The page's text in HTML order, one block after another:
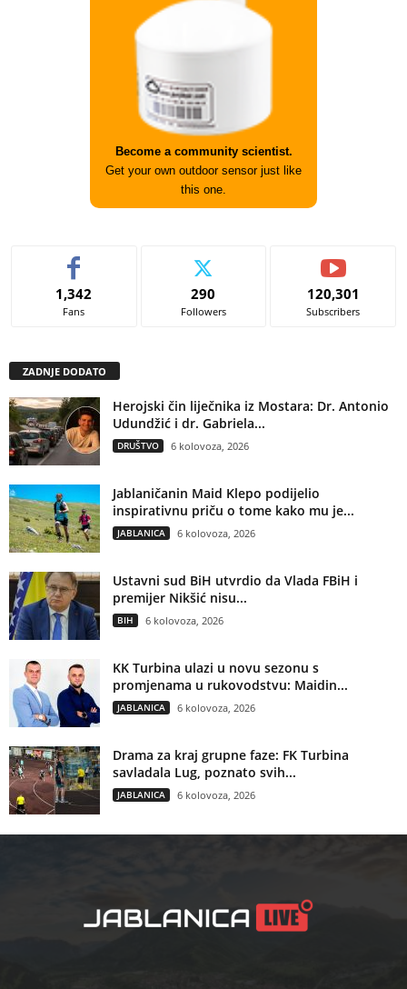
Become a community scientist.
Get your own outdoor sensor just like
this one.
1,342
Fans
290
Followers
120,301
Subscribers
ZADNJE DODATO
Herojski čin liječnika iz Mostara: Dr. Antonio
Udundžić i dr. Gabriela...
DRUŠTVO 6 kolovoza, 2026
Jablaničanin Maid Klepo podijelio
inspirativnu priču o tome kako mu je...
JABLANICA 6 kolovoza, 2026
Ustavni sud BiH utvrdio da Vlada FBiH i
premijer Nikšić nisu...
BIH 6 kolovoza, 2026
KK Turbina ulazi u novu sezonu s
promjenama u rukovodstvu: Maidin...
JABLANICA 6 kolovoza, 2026
Drama za kraj grupne faze: FK Turbina
savladala Lug, poznato svih...
JABLANICA 6 kolovoza, 2026